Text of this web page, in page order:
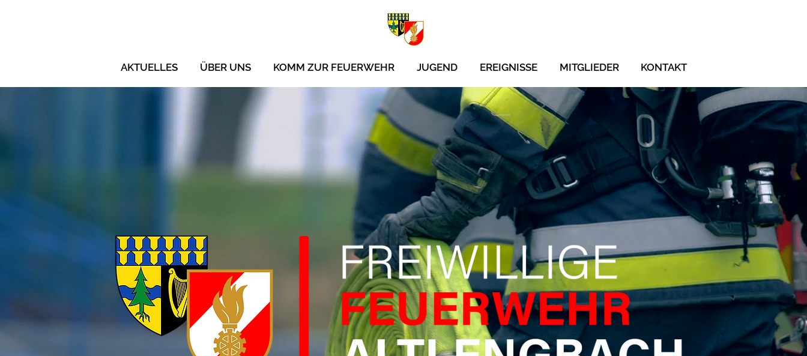
AKTUELLES ÜBER UNS KOMM ZUR FEUERWEHR JUGEND EREIGNISSE MITGLIEDER KONTAKT